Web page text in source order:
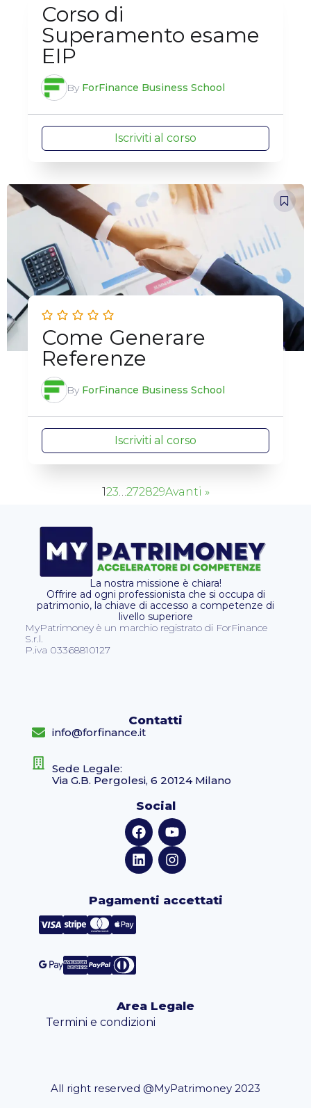
Corso di
Superamento esame
EIP
By ForFinance Business School
Iscriviti al corso
Come Generare
Referenze
By ForFinance Business School
Iscriviti al corso
123…272829Avanti »
La nostra missione è chiara!
Offrire ad ogni professionista che si occupa di
patrimonio, la chiave di accesso a competenze di
livello superiore
MyPatrimoney è un marchio registrato di ForFinance
S.r.l.
P.iva 03368810127
Contatti
info@forfinance.it
Sede Legale:
Via G.B. Pergolesi, 6 20124 Milano
Social
Pagamenti accettati
Area Legale
Termini e condizioni
All right reserved @MyPatrimoney 2023